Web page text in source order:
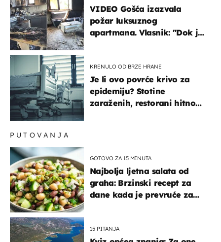
VIDEO Gošća izazvala
požar luksuznog
apartmana. Vlasnik: "Dok je
KRENULO OD BRZE HRANE
Je li ovo povrće krivo za
epidemiju? Stotine
zaraženih, restorani hitno
PUTOVANJA
GOTOVO ZA 15 MINUTA
Najbolja ljetna salata od
graha: Brzinski recept za
dane kada je prevruće za
15 PITANJA